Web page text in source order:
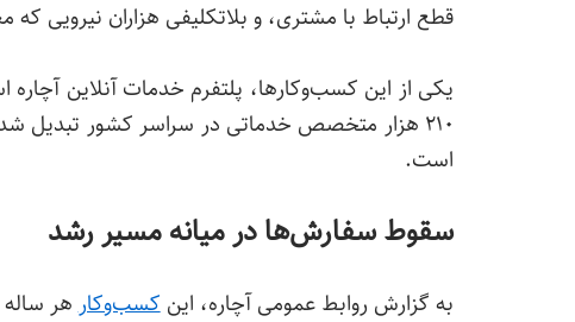
قطع ارتباط با مشتری، و بلاتکلیفی هزاران نیرویی
یکی از این کسب‌وکارها، پلتفرم خدمات آنلاین
۲۱۰ هزار متخصص خدماتی در سراسر کشور تبدیل
است.
سقوط سفارش‌ها در میانه مسیر رشد
به گزارش روابط عمومی آچاره، اینکسب‌وکارهر